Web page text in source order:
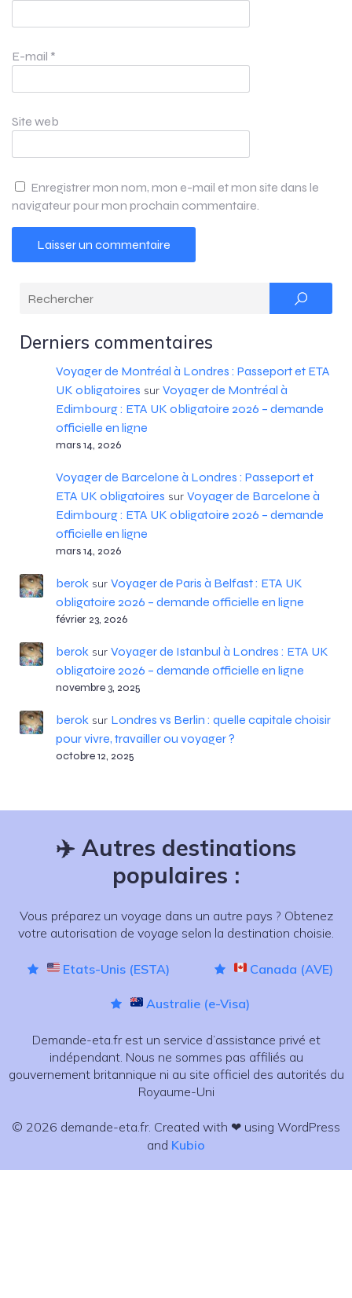
E-mail *
Site web
Enregistrer mon nom, mon e-mail et mon site dans le
navigateur pour mon prochain commentaire.
Derniers commentaires
Voyager de Montréal à Londres : Passeport et ETA
UK obligatoires sur Voyager de Montréal à
Edimbourg : ETA UK obligatoire 2026 – demande
officielle en ligne
mars 14, 2026
Voyager de Barcelone à Londres : Passeport et
ETA UK obligatoires sur Voyager de Barcelone à
Edimbourg : ETA UK obligatoire 2026 – demande
officielle en ligne
mars 14, 2026
beroksur Voyager de Paris à Belfast : ETA UK
obligatoire 2026 – demande officielle en ligne
février 23, 2026
beroksur Voyager de Istanbul à Londres : ETA UK
obligatoire 2026 – demande officielle en ligne
novembre 3, 2025
beroksur Londres vs Berlin : quelle capitale choisir
pour vivre, travailler ou voyager ?
octobre 12, 2025
✈️ Autres destinations
populaires :
Vous préparez un voyage dans un autre pays ? Obtenez
votre autorisation de voyage selon la destination choisie.
Etats-Unis (ESTA) Canada (AVE)
Australie (e-Visa)
Demande-eta.fr est un service d’assistance privé et
indépendant. Nous ne sommes pas affiliés au
gouvernement britannique ni au site officiel des autorités du
Royaume-Uni
© 2026 demande-eta.fr. Created with ❤ using WordPress
and Kubio